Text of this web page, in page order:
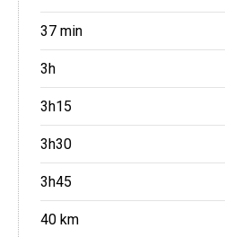
37 min
3h
3h15
3h30
3h45
40 km